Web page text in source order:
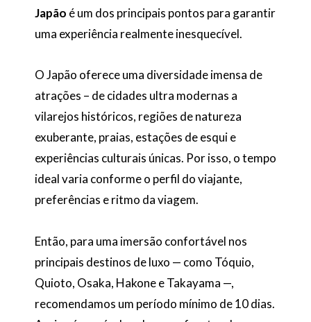
Japão é um dos principais pontos para garantir
uma experiência realmente inesquecível.
O Japão oferece uma diversidade imensa de
atrações – de cidades ultra modernas a
vilarejos históricos, regiões de natureza
exuberante, praias, estações de esqui e
experiências culturais únicas. Por isso, o tempo
ideal varia conforme o perfil do viajante,
preferências e ritmo da viagem.
Então, para uma imersão confortável nos
principais destinos de luxo — como Tóquio,
Quioto, Osaka, Hakone e Takayama —,
recomendamos um período mínimo de 10 dias.